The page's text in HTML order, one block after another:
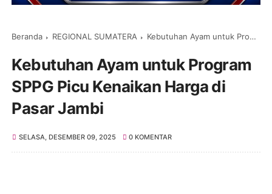
Beranda REGIONAL SUMATERA Kebutuhan Ayam untuk Program SPPG Picu Kenaikan Harga di Pasar Jambi
Kebutuhan Ayam untuk Program
SPPG Picu Kenaikan Harga di
Pasar Jambi
SELASA, DESEMBER 09, 2025 0 KOMENTAR